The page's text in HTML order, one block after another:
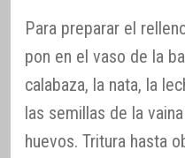
Para preparar el
pon en el vaso de la
calabaza, la nata, la
las semillas de la
huevos. Tritura hasta